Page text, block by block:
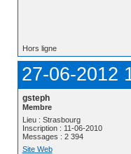
Hors ligne
27-06-2012
gsteph
Membre
Lieu : Strasbourg
Inscription : 11-06-2010
Messages : 2 394
Site Web